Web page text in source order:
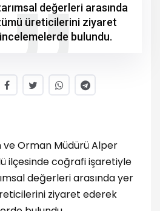
değerleri arasında
üreticilerini ziyaret
bulundu.
ve Orman Müdürü Alper
ilçesinde coğrafi işaretiyle
değerleri arasında yer
ziyaret ederek